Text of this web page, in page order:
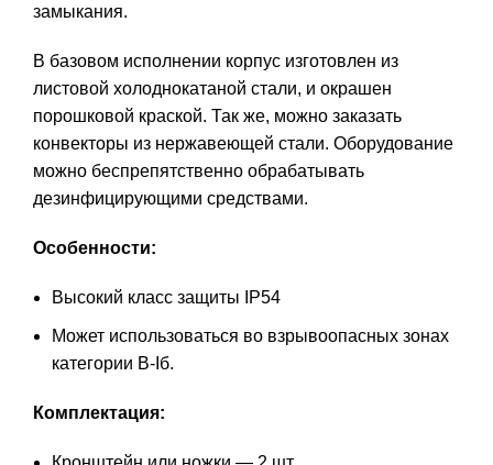
замыкания.
В базовом исполнении корпус изготовлен из
листовой холоднокатаной стали, и окрашен
порошковой краской. Так же, можно заказать
конвекторы из нержавеющей стали. Оборудование
можно беспрепятственно обрабатывать
дезинфицирующими средствами.
Особенности:
Высокий класс защиты IP54
Может использоваться во взрывоопасных зонах
категории В-Iб.
Комплектация: